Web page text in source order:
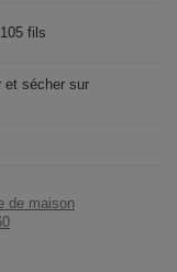
fils
et sécher sur
de maison